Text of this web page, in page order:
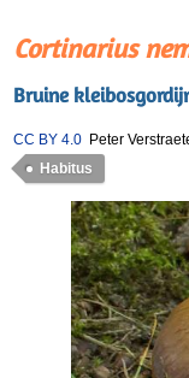
Cortinarius
Bruine
CC BY 4.0 Peter
Habitus